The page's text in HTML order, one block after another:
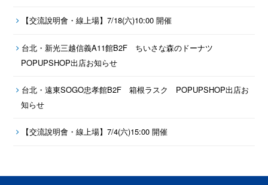
【交流說明會・線上場】7/18(六)10:00 開催
台北・新光三越信義A11館B2F ちいさな森のドーナツ
POPUPSHOP出店お知らせ
台北・遠東SOGO忠孝館B2F 箱根ラスク POPUPSHOP出店お
知らせ
【交流說明會・線上場】7/4(六)15:00 開催